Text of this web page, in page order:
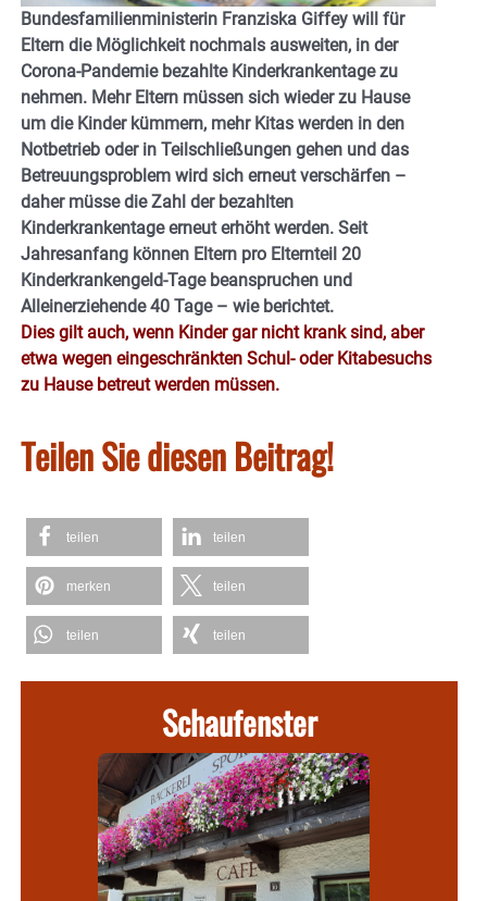
Bundesfamilienministerin Franziska Giffey will für
Eltern die Möglichkeit nochmals ausweiten, in der
Corona-Pandemie bezahlte Kinderkrankentage zu
nehmen. Mehr Eltern müssen sich wieder zu Hause
um die Kinder kümmern, mehr Kitas werden in den
Notbetrieb oder in Teilschließungen gehen und das
Betreuungsproblem wird sich erneut verschärfen –
daher müsse die Zahl der bezahlten
Kinderkrankentage erneut erhöht werden. Seit
Jahresanfang können Eltern pro Elternteil 20
Kinderkrankengeld-Tage beanspruchen und
Alleinerziehende 40 Tage – wie berichtet.
Dies gilt auch, wenn Kinder gar nicht krank sind, aber
etwa wegen eingeschränkten Schul- oder Kitabesuchs
zu Hause betreut werden müssen.
Teilen Sie diesen Beitrag!
teilen teilen
merken teilen
teilen teilen
Schaufenster